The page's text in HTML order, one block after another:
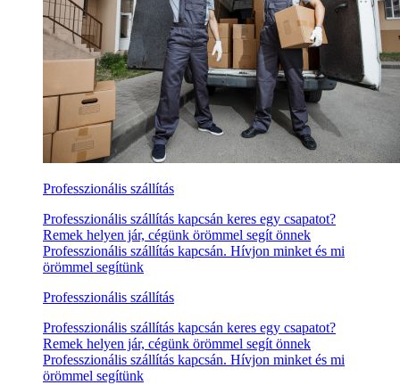
Professzionális szállítás
Professzionális szállítás kapcsán keres egy csapatot?
Remek helyen jár, cégünk örömmel segít önnek
Professzionális szállítás kapcsán. Hívjon minket és mi
örömmel segítünk
Professzionális szállítás
Professzionális szállítás kapcsán keres egy csapatot?
Remek helyen jár, cégünk örömmel segít önnek
Professzionális szállítás kapcsán. Hívjon minket és mi
örömmel segítünk